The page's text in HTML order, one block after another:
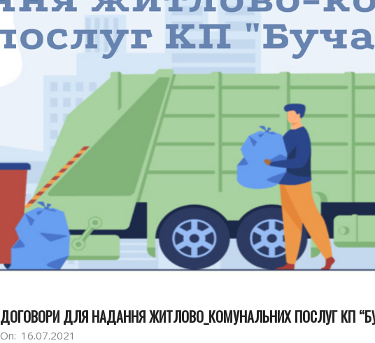
ДОГОВОРИ ДЛЯ НАДАННЯ ЖИТЛОВО_КОМУНАЛЬНИХ ПОСЛУГ КП
On: 16.07.2021